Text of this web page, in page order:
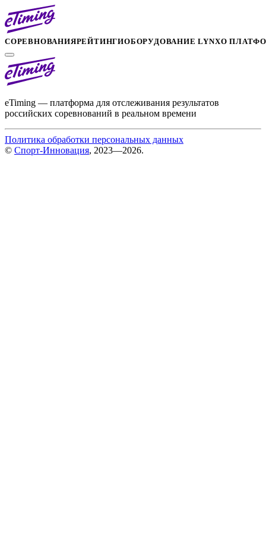
СОРЕВНОВАНИЯРЕЙТИНГИОБОРУДОВАНИЕ LYNXО
eTiming — платформа для отслеживания результатов
российских соревнований в реальном времени
Политика обработки персональных данных
© Спорт-Инновация, 2023—2026.